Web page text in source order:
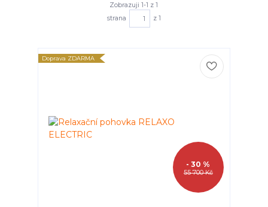
Zobrazuji 1-1 z 1
strana
z 1
Doprava ZDARMA
55 700 Kč
- 30 %